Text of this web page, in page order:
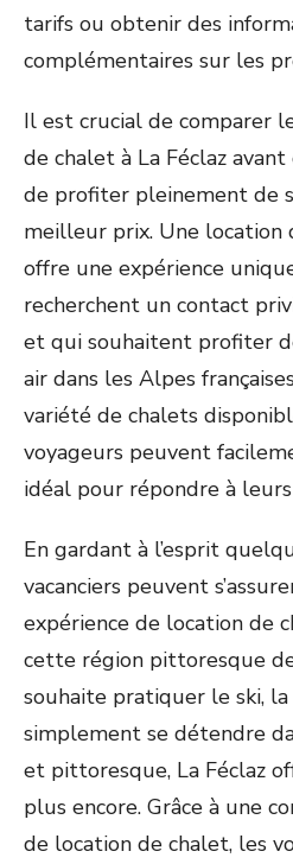
tarifs ou obtenir des
complémentaires sur les
Il est crucial de comparer
de chalet à La Féclaz
de profiter pleinement de
meilleur prix. Une location
offre une expérience
recherchent un contact
et qui souhaitent profiter
air dans les Alpes
variété de chalets
voyageurs peuvent
idéal pour répondre à leurs
En gardant à l’esprit
vacanciers peuvent
expérience de location de
cette région pittoresque de
souhaite pratiquer le ski,
simplement se détendre
et pittoresque, La Féclaz
plus encore. Grâce à une
de location de chalet, les